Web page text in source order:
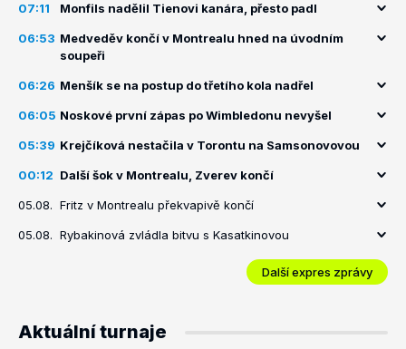
07:11 Monfils nadělil Tienovi kanára, přesto padl
06:53 Medveděv končí v Montrealu hned na úvodním
soupeři
06:26 Menšík se na postup do třetího kola nadřel
06:05 Noskové první zápas po Wimbledonu nevyšel
05:39 Krejčíková nestačila v Torontu na Samsonovovou
00:12 Další šok v Montrealu, Zverev končí
05.08. Fritz v Montrealu překvapivě končí
05.08. Rybakinová zvládla bitvu s Kasatkinovou
Další expres zprávy
Aktuální turnaje